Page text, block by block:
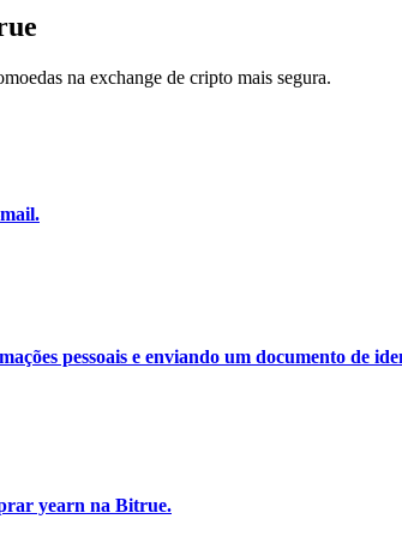
etc.
na exchange de cripto mais segura.
pessoais e enviando um documento de
yearn na Bitrue.